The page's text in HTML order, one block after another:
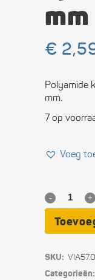
mm
€
Polyamide
mm.
7 op
Voeg
Nylon
kikker
mm
SKU:
Categorieën: